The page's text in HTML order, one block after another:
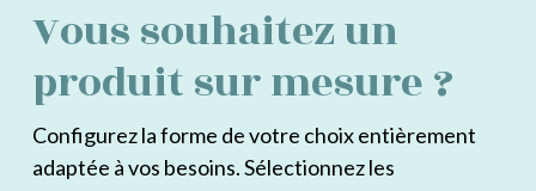
Vous souhaitez un
produit sur mesure ?
Configurez la forme de votre choix entièrement
adaptée à vos besoins. Sélectionnez les